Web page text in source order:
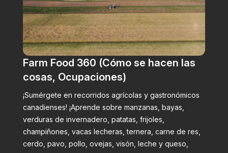
Farm Food 360 (Cómo se hacen las
cosas, Ocupaciones)
¡Sumérgete en recorridos agrícolas y gastronómicos
canadienses! ¡Aprende sobre manzanas, bayas,
verduras de invernadero, patatas, frijoles,
champiñones, vacas lecheras, ternera, carne de res,
cerdo, pavo, pollo, ovejas, visón, leche y queso,